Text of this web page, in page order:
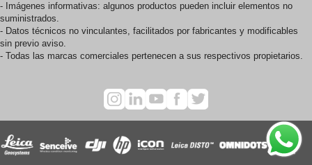
- Imágenes informativas: algunos productos pueden incluir elementos no
suministrados.
- Datos técnicos no vinculantes, facilitados por fabricantes y modificables
sin previo aviso.
- Todas las marcas comerciales pertenecen a sus respectivos propietarios.